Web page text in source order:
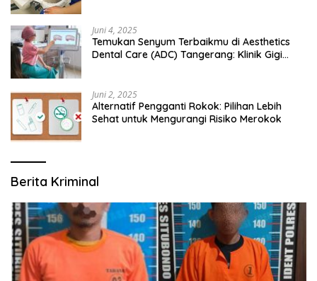
Juni 4, 2025
Temukan Senyum Terbaikmu di Aesthetics
Dental Care (ADC) Tangerang: Klinik Gigi
Juni 2, 2025
Alternatif Pengganti Rokok: Pilihan Lebih
Sehat untuk Mengurangi Risiko Merokok
Berita Kriminal